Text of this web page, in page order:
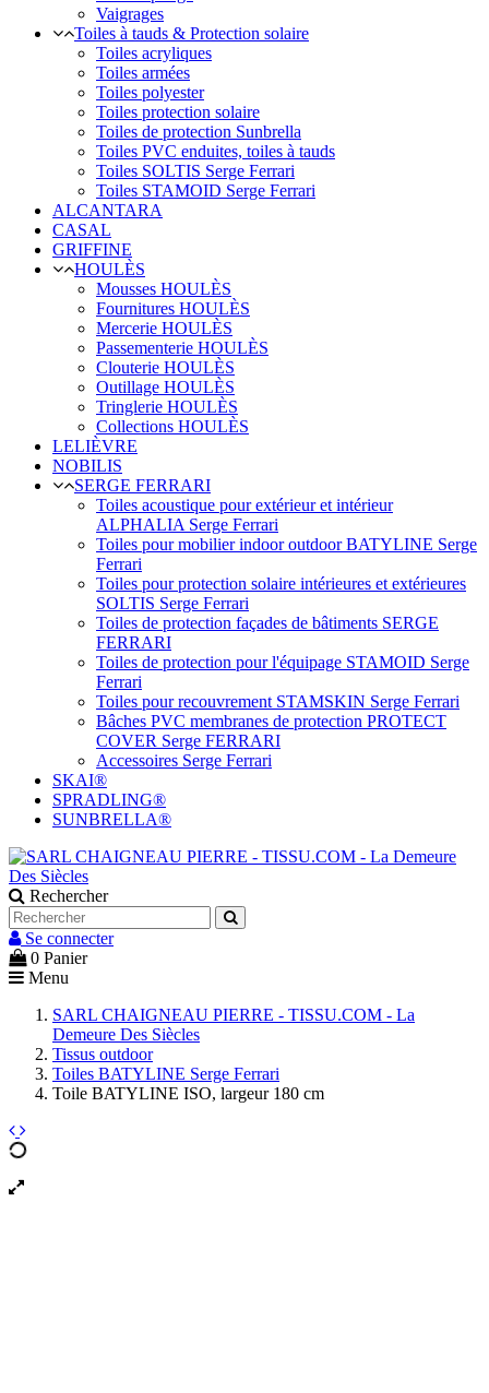
Vaigrages
Toiles à tauds & Protection solaire
Toiles acryliques
Toiles armées
Toiles polyester
Toiles protection solaire
Toiles de protection Sunbrella
Toiles PVC enduites, toiles à tauds
Toiles SOLTIS Serge Ferrari
Toiles STAMOID Serge Ferrari
ALCANTARA
CASAL
GRIFFINE
HOULÈS
Mousses HOULÈS
Fournitures HOULÈS
Mercerie HOULÈS
Passementerie HOULÈS
Clouterie HOULÈS
Outillage HOULÈS
Tringlerie HOULÈS
Collections HOULÈS
LELIÈVRE
NOBILIS
SERGE FERRARI
Toiles acoustique pour extérieur et intérieur
ALPHALIA Serge Ferrari
Toiles pour mobilier indoor outdoor BATYLINE Serge
Ferrari
Toiles pour protection solaire intérieures et extérieures
SOLTIS Serge Ferrari
Toiles de protection façades de bâtiments SERGE
FERRARI
Toiles de protection pour l'équipage STAMOID Serge
Ferrari
Toiles pour recouvrement STAMSKIN Serge Ferrari
Bâches PVC membranes de protection PROTECT
COVER Serge FERRARI
Accessoires Serge Ferrari
SKAI®
SPRADLING®
SUNBRELLA®
Rechercher
Se connecter
0 Panier
Menu
SARL CHAIGNEAU PIERRE - TISSU.COM - La
Demeure Des Siècles
Tissus outdoor
Toiles BATYLINE Serge Ferrari
Toile BATYLINE ISO, largeur 180 cm